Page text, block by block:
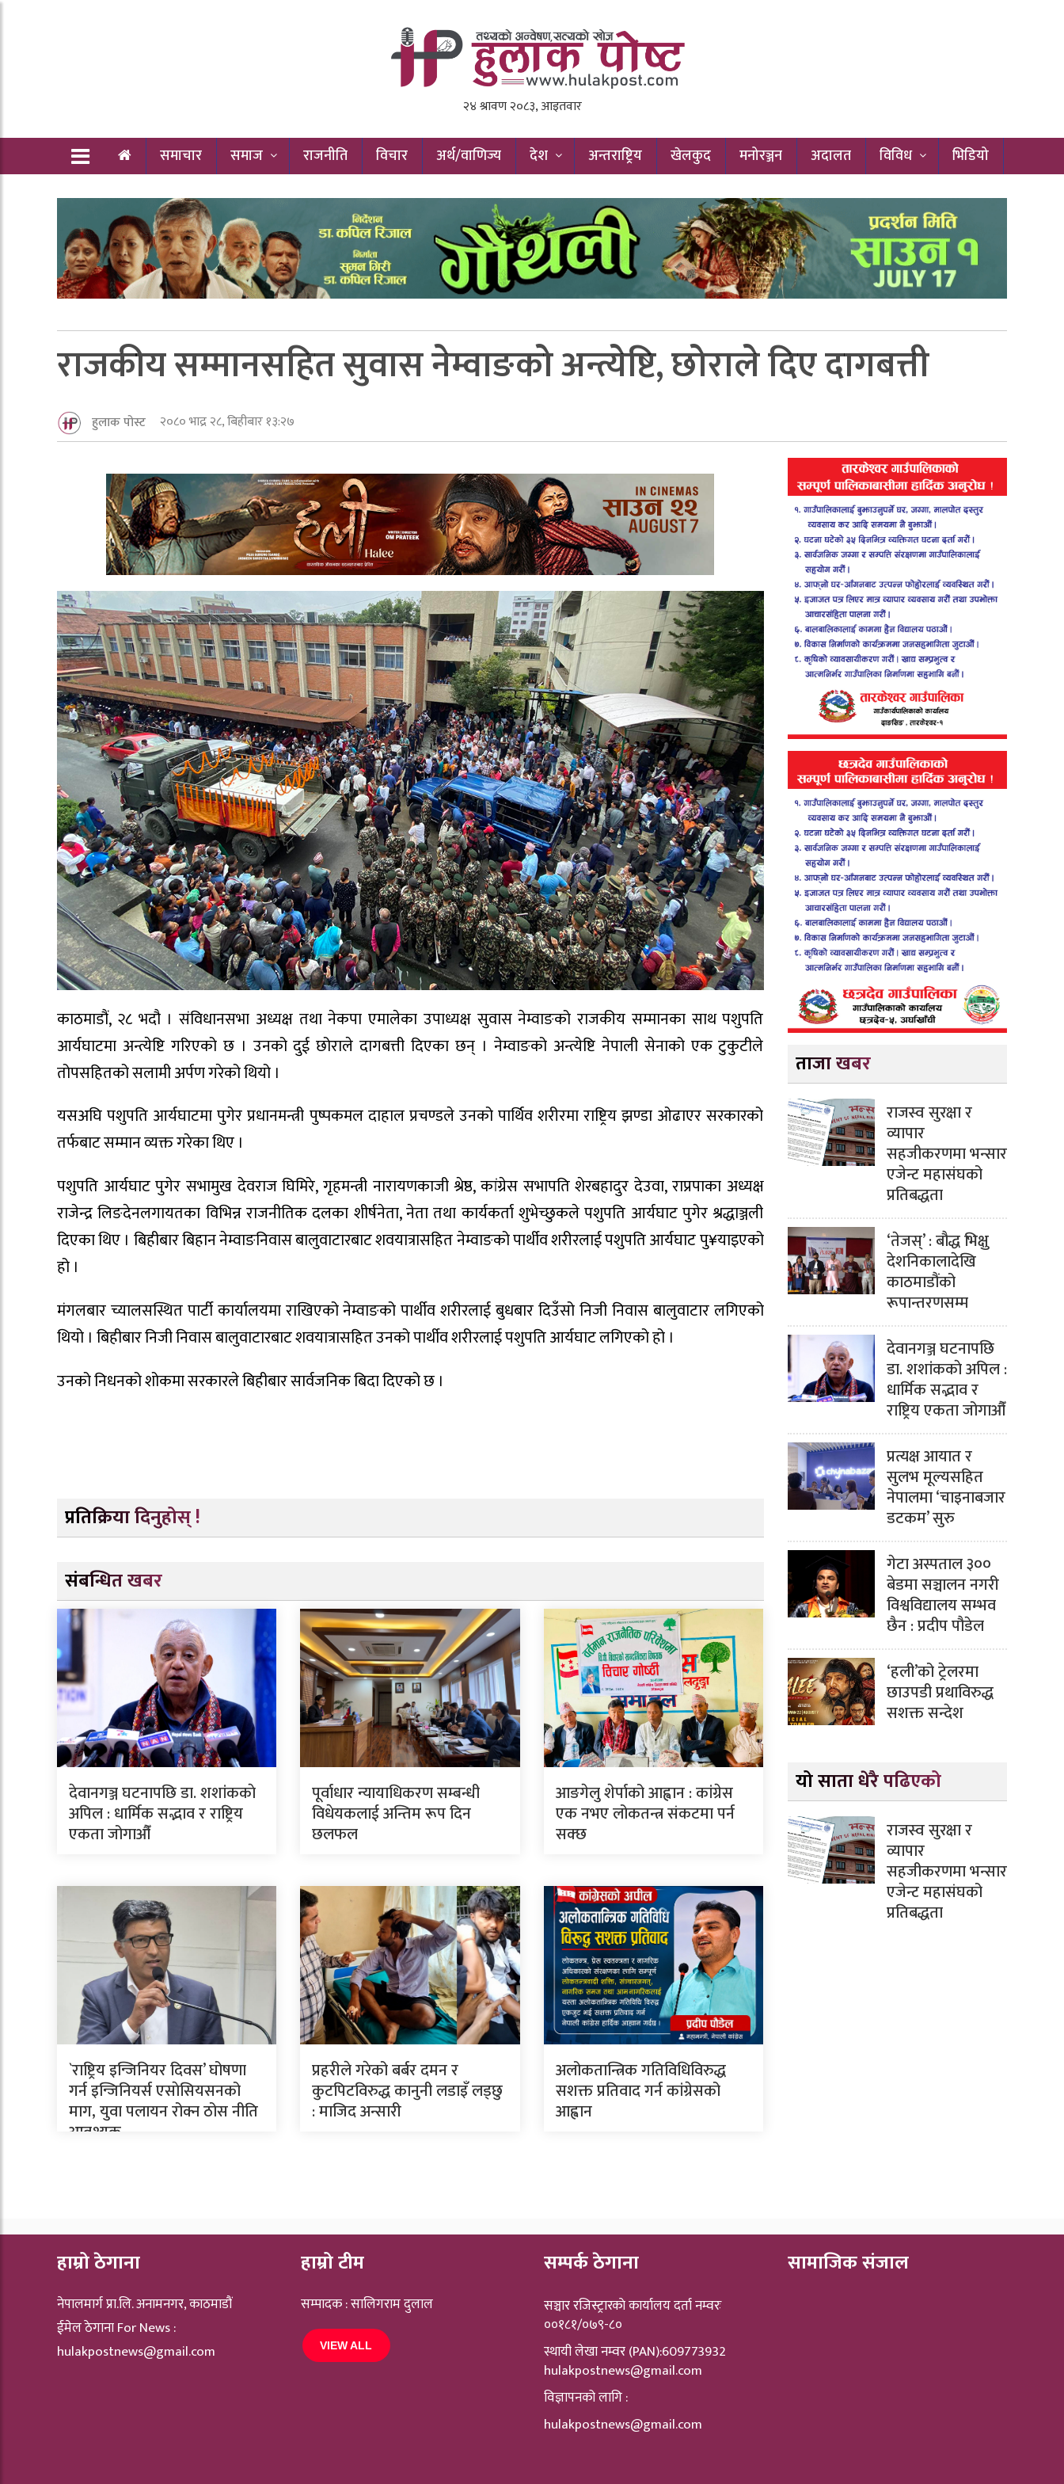
समाचार समाज राजनीति विचार अर्थ/वाणिज्य देश अन्तराष्ट्रिय खेलकुद मनोरञ्जन अदालत विविध भिडियो
राजकीय सम्मानसहित सुवास नेम्वाङको अन्त्येष्टि, छोराले दिए दागबत्ती
हुलाक पोस्ट २०८० भाद्र २८, बिहीबार १३:२७
काठमाडौं, २८ भदौ । संविधानसभा अध्यक्ष तथा नेकपा एमालेका उपाध्यक्ष सुवास नेम्वाङको राजकीय सम्मानका साथ पशुपति
आर्यघाटमा अन्त्येष्टि गरिएको छ । उनको दुई छोराले दागबत्ती दिएका छन् । नेम्वाङको अन्त्येष्टि नेपाली सेनाको एक टुकुटीले
तोपसहितको सलामी अर्पण गरेको थियो ।
यसअघि पशुपति आर्यघाटमा पुगेर प्रधानमन्त्री पुष्पकमल दाहाल प्रचण्डले उनको पार्थिव शरीरमा राष्ट्रिय झण्डा ओढाएर सरकारको
तर्फबाट सम्मान व्यक्त गरेका थिए ।
पशुपति आर्यघाट पुगेर सभामुख देवराज घिमिरे, गृहमन्त्री नारायणकाजी श्रेष्ठ, कांग्रेस सभापति शेरबहादुर देउवा, राप्रपाका अध्यक्ष
राजेन्द्र लिङदेनलगायतका विभिन्न राजनीतिक दलका शीर्षनेता, नेता तथा कार्यकर्ता शुभेच्छुकले पशुपति आर्यघाट पुगेर श्रद्धाञ्जली
दिएका थिए । बिहीबार बिहान नेम्वाङनिवास बालुवाटारबाट शवयात्रासहित नेम्वाङको पार्थीव शरीरलाई पशुपति आर्यघाट पु¥याइएको
हो ।
मंगलबार च्यालसस्थित पार्टी कार्यालयमा राखिएको नेम्वाङको पार्थीव शरीरलाई बुधबार दिउँसो निजी निवास बालुवाटार लगिएको
थियो । बिहीबार निजी निवास बालुवाटारबाट शवयात्रासहित उनको पार्थीव शरीरलाई पशुपति आर्यघाट लगिएको हो ।
उनको निधनको शोकमा सरकारले बिहीबार सार्वजनिक बिदा दिएको छ ।
प्रतिक्रिया दिनुहोस् !
संबन्धित खबर
देवानगञ्ज घटनापछि डा. शशांककाे
अपिल : धार्मिक सद्भाव र राष्ट्रिय
एकता जोगाऔँ
पूर्वाधार न्यायाधिकरण सम्बन्धी
विधेयकलाई अन्तिम रूप दिन
छलफल
आङगेलु शेर्पाको आह्वान : कांग्रेस
एक नभए लोकतन्त्र संकटमा पर्न
सक्छ
`राष्ट्रिय इन्जिनियर दिवस’ घोषणा
गर्न इन्जिनियर्स एसाेसियसनको
माग, युवा पलायन रोक्न ठोस नीति
आवश्यक
प्रहरीले गरेको बर्बर दमन र
कुटपिटविरुद्ध कानुनी लडाइँ लड्छु
: माजिद अन्सारी
अलोकतान्त्रिक गतिविधिविरुद्ध
सशक्त प्रतिवाद गर्न कांग्रेसको
आह्वान
ताजा खबर
राजस्व सुरक्षा र
व्यापार
सहजीकरणमा भन्सार
एजेन्ट महासंघको
प्रतिबद्धता
‘तेजस्’ : बौद्ध भिक्षु
देशनिकालादेखि
काठमाडौंको
रूपान्तरणसम्म
देवानगञ्ज घटनापछि
डा. शशांककाे अपिल :
धार्मिक सद्भाव र
राष्ट्रिय एकता जोगाऔँ
प्रत्यक्ष आयात र
सुलभ मूल्यसहित
नेपालमा ‘चाइनाबजार
डटकम’ सुरु
गेटा अस्पताल ३००
बेडमा सञ्चालन नगरी
विश्वविद्यालय सम्भव
छैन : प्रदीप पौडेल
‘हली’को ट्रेलरमा
छाउपडी प्रथाविरुद्ध
सशक्त सन्देश
यो साता धेरै पढिएको
राजस्व सुरक्षा र
व्यापार
सहजीकरणमा भन्सार
एजेन्ट महासंघको
प्रतिबद्धता
हाम्रो ठेगाना
नेपालमार्ग प्रा.लि. अनामनगर, काठमाडौं
ईमेल ठेगाना For News :
hulakpostnews@gmail.com
हाम्रो टीम
सम्पादक : सालिगराम दुलाल
VIEW ALL
सम्पर्क ठेगाना
सञ्चार रजिस्ट्रारकाे कार्यालय दर्ता नम्वरः
००१८१/०७९-८०
स्थायी लेखा नम्वर (PAN):609773932
hulakpostnews@gmail.com
विज्ञापनको लागि :
hulakpostnews@gmail.com
सामाजिक संजाल